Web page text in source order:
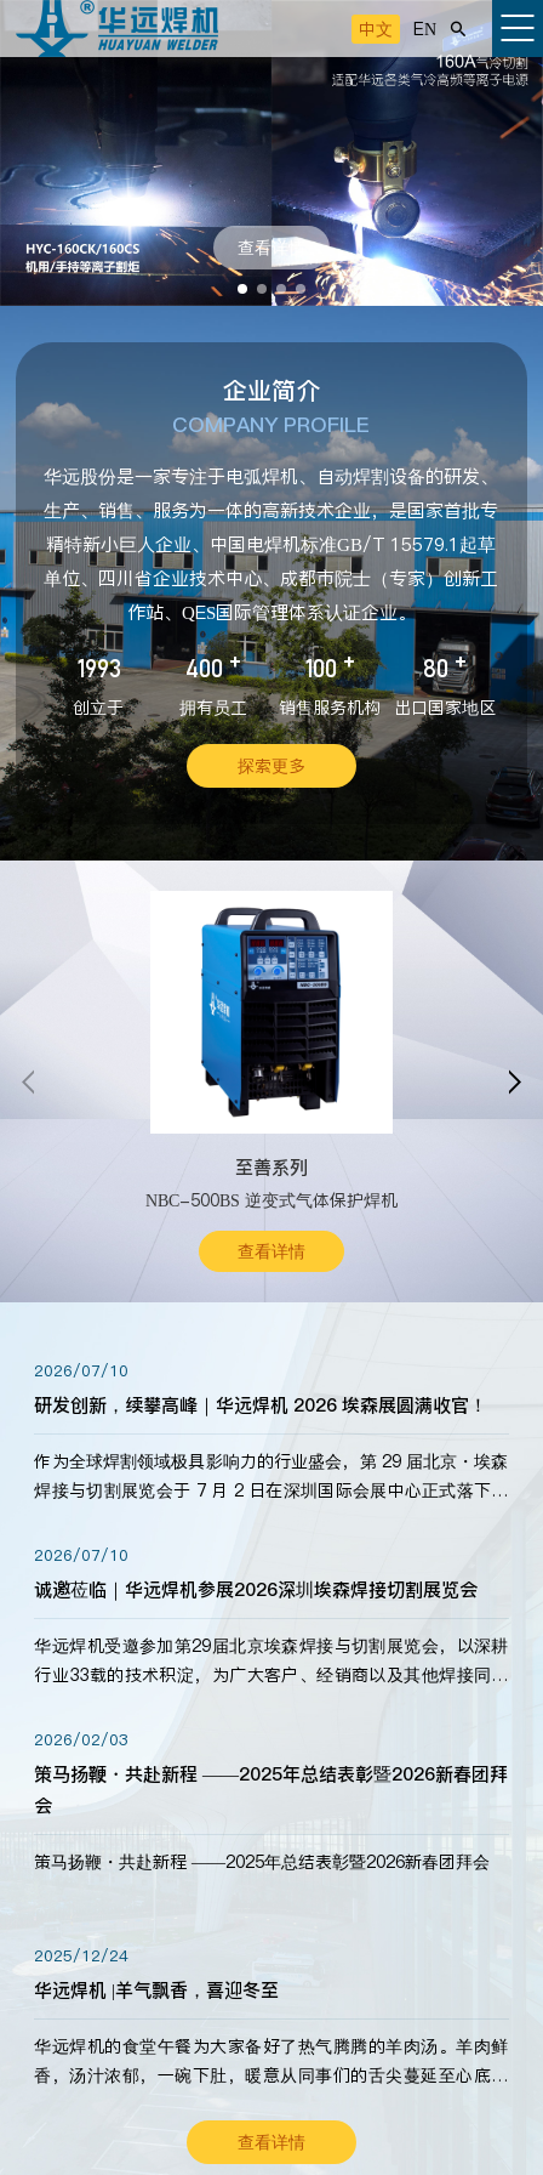
中文 EN 
查看详情
企业简介
COMPANY PROFILE
华远股份是一家专注于电弧焊机、自动焊割设备的研发、
生产、销售、服务为一体的高新技术企业，是国家首批专
精特新小巨人企业、中国电焊机标准GB/T 15579.1起草
单位、四川省企业技术中心、成都市院士（专家）创新工
作站、QES国际管理体系认证企业。
1993
创立于
400 +
拥有员工
100 +
销售服务机构
80 +
出口国家地区
探索更多
至善系列
NBC-500BS 逆变式气体保护焊机
查看详情
 
2026/07/10
研发创新，续攀高峰｜华远焊机 2026 埃森展圆满收官！
作为全球焊割领域极具影响力的行业盛会，第 29 届北京・埃森
焊接与切割展览会于 7 月 2 日在深圳国际会展中心正式落下帷
标准，持之以恒研发新产品、新技术。新老客户、行业伙伴、
海内外客户为目睹公司发布的新产…
2026/07/10
诚邀莅临｜华远焊机参展2026深圳埃森焊接切割展览会
华远焊机受邀参加第29届北京埃森焊接与切割展览会，以深耕
行业33载的技术积淀，为广大客户、经销商以及其他焊接同仁
2026/02/03
策马扬鞭・共赴新程 ——2025年总结表彰暨2026新春团拜
会
策马扬鞭・共赴新程 ——2025年总结表彰暨2026新春团拜会
2025/12/24
华远焊机 |羊气飘香，喜迎冬至
华远焊机的食堂午餐为大家备好了热气腾腾的羊肉汤。羊肉鲜
香，汤汁浓郁，一碗下肚，暖意从同事们的舌尖蔓延至心底。
查看详情